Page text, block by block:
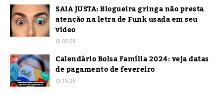
SAIA JUSTA: Blogueira gringa não presta
atenção na letra de Funk usada em seu
vídeo
05:28
Calendário Bolsa Família 2024: veja datas
de pagamento de fevereiro
10:26